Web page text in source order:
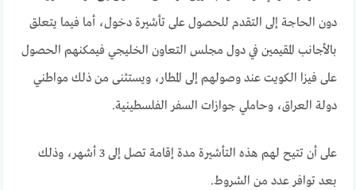
دون الحاجة إلى التقدم للحصول على تأشيرة دخول، أما فيما يتعلق
بالأجانب المقيمين في دول مجلس التعاون الخليجي فيمكنهم الحصول
على فيزا الكويت عند وصولهم إلى المطار، ويستثنى من ذلك مواطني
دولة العراق، وحاملي جوازات السفر الفلسطينية.
على أن تتيح لهم هذه التأشيرة مدة إقامة تصل إلى 3 أشهر، وذلك
بعد توافر عدد من الشروط.